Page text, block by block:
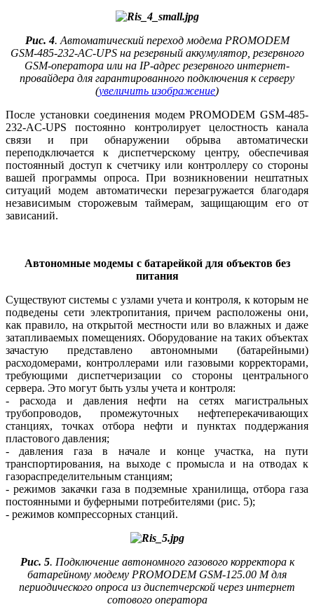
Рис. 4. Автоматический переход модема PROMODEM
GSM‑485-232‑AC-UPS на резервный аккумулятор, резервного
GSM-оператора или на IP-адрес резервного интернет-
провайдера для гарантированного подключения к серверу
(увеличить изображение)
После установки соединения модем PROMODEM GSM‑485-
232‑AC-UPS постоянно контролирует целостность канала
связи и при обнаружении обрыва автоматически
переподключается к диспетчерскому центру, обеспечивая
постоянный доступ к счетчику или контроллеру со стороны
вашей программы опроса. При возникновении нештатных
ситуаций модем автоматически перезагружается благодаря
независимым сторожевым таймерам, защищающим его от
зависаний.
Автономные модемы с батарейкой для объектов без
питания
Существуют системы с узлами учета и контроля, к которым не
подведены се­ти электропитания, причем расположены они,
как правило, на открытой местности или во влажных и да­же
затапливаемых помещениях. Оборудование на таких объектах
зачастую представлено автономными (батарейными)
расходомерами, контроллерами или газовыми корректорами,
требующими диспетчеризации со стороны центрального
сервера. Это могут быть узлы учета и контроля:
- расхода и давления нефти на сетях магистральных
трубопроводов, промежуточных нефтеперекачивающих
станциях, точках отбора нефти и пунктах поддержания
пластового давления;
- давления газа в начале и конце участка, на пу­ти
транспортирования, на выходе с промысла и на отводах к
газораспределительным станциям;
- режимов закачки газа в подземные хранилища, отбора газа
постоянными и буферными потребителями (рис. 5);
- режимов компрессорных станций.
Рис. 5. Подключение автономного газового корректора к
батарейному модему PROMODEM GSM‑125.00 М для
периодического опроса из диспетчерской через интернет
сотового оператора